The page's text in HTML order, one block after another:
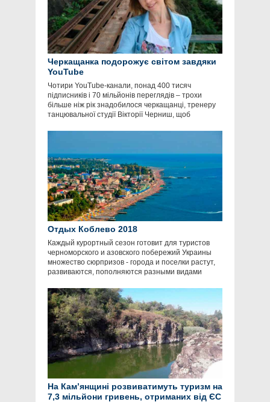
Черкащанка подорожує світом завдяки
YouTube
Чотири YouTube-канали, понад 400 тисяч
підписників і 70 мільйонів переглядів – трохи
більше ніж рік знадобилося черкащанці, тренеру
танцювальної студії Вікторії Черниш, щоб
Отдых Коблево 2018
Каждый курортный сезон готовит для туристов
черноморского и азовского побережий Украины
множество сюрпризов - города и поселки растут,
развиваются, пополняются разными видами
На Кам’янщині розвиватимуть туризм на
7,3 мільйони гривень, отриманих від ЄС